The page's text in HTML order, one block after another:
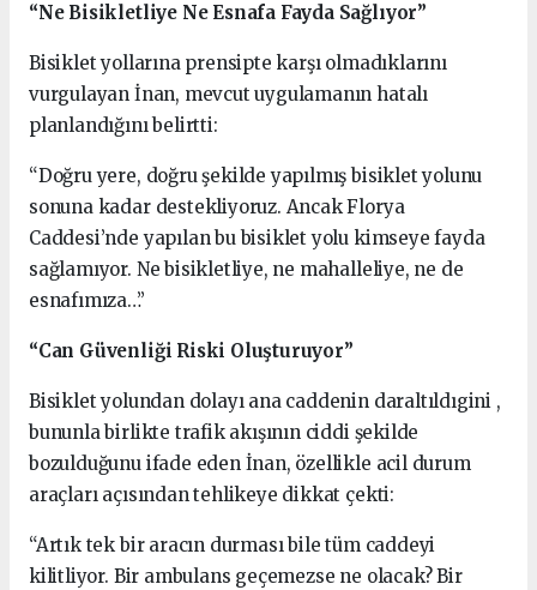
“Ne Bisikletliye Ne Esnafa Fayda Sağlıyor”
Bisiklet yollarına prensipte karşı olmadıklarını
vurgulayan İnan, mevcut uygulamanın hatalı
planlandığını belirtti:
“Doğru yere, doğru şekilde yapılmış bisiklet yolunu
sonuna kadar destekliyoruz. Ancak Florya
Caddesi’nde yapılan bu bisiklet yolu kimseye fayda
sağlamıyor. Ne bisikletliye, ne mahalleliye, ne de
esnafımıza…”
“Can Güvenliği Riski Oluşturuyor”
Bisiklet yolundan dolayı ana caddenin daraltıldıgini ,
bununla birlikte trafik akışının ciddi şekilde
bozulduğunu ifade eden İnan, özellikle acil durum
araçları açısından tehlikeye dikkat çekti:
“Artık tek bir aracın durması bile tüm caddeyi
kilitliyor. Bir ambulans geçemezse ne olacak? Bir